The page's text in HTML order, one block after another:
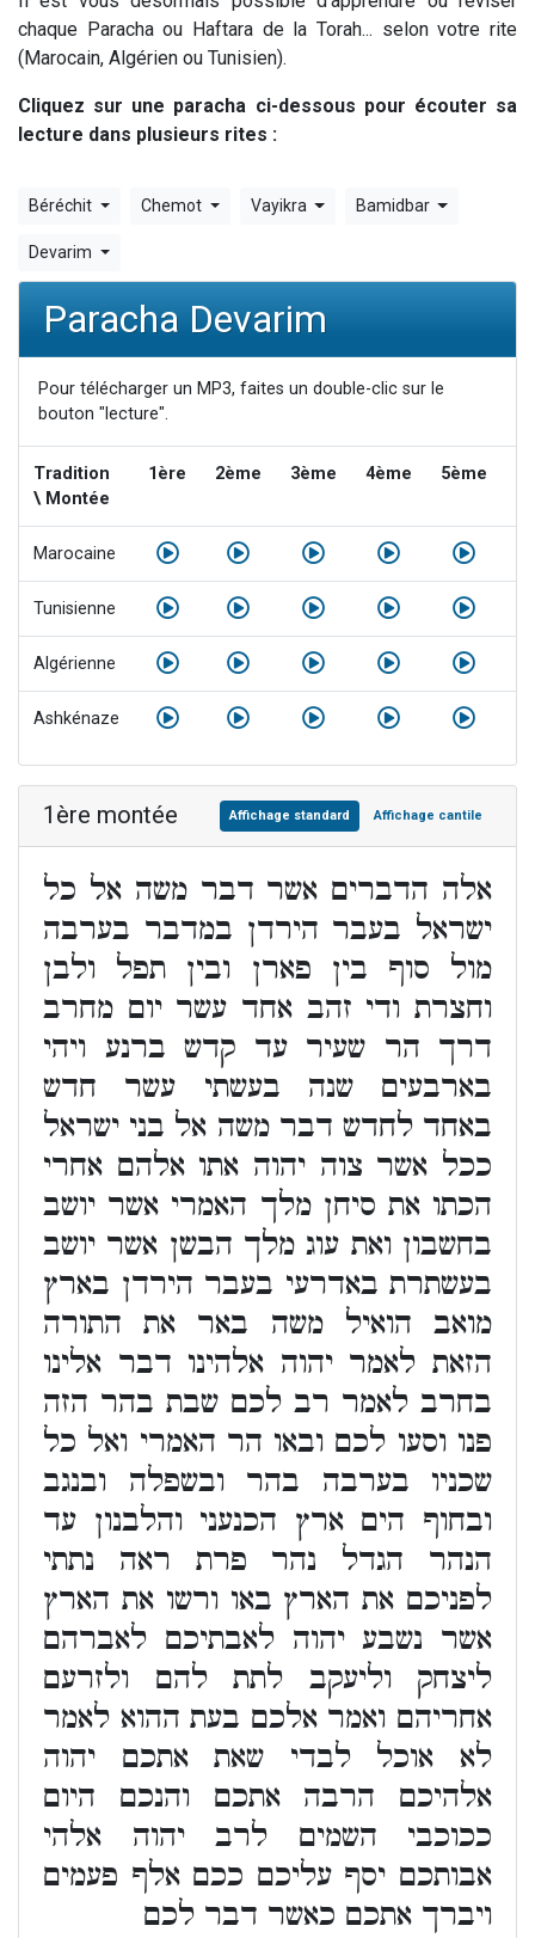
Il reste 49 places pour étudier en groupe sur Zoom
chaque Paracha ou Haftara de la Torah... selon votre rite
(Marocain, Algérien ou Tunisien).
Cliquez sur une paracha ci-dessous pour écouter sa
lecture dans plusieurs rites :
Béréchit Chemot Vayikra Bamidbar
Devarim
Paracha Devarim
Pour télécharger un MP3, faites un double-clic sur le
bouton "lecture".
Tradition
\ Montée
1ère 2ème 3ème 4ème 5ème
Marocaine
Tunisienne
Algérienne
Ashkénaze
1ère montée Affichage standard Affichage cantile
אלה הדברים אשר דבר משה אל כל
ישראל בעבר הירדן במדבר בערבה
מול סוף בין פארן ובין תפל ולבן
וחצרת ודי זהב אחד עשר יום מחרב
דרך הר שעיר עד קדש ברנע ויהי
בארבעים שנה בעשתי עשר חדש
באחד לחדש דבר משה אל בני ישראל
ככל אשר צוה יהוה אתו אלהם אחרי
הכתו את סיחן מלך האמרי אשר יושב
בחשבון ואת עוג מלך הבשן אשר יושב
בעשתרת באדרעי בעבר הירדן בארץ
מואב הואיל משה באר את התורה
הזאת לאמר יהוה אלהינו דבר אלינו
בחרב לאמר רב לכם שבת בהר הזה
פנו וסעו לכם ובאו הר האמרי ואל כל
שכניו בערבה בהר ובשפלה ובנגב
ובחוף הים ארץ הכנעני והלבנון עד
הנהר הגדל נהר פרת ראה נתתי
לפניכם את הארץ באו ורשו את הארץ
אשר נשבע יהוה לאבתיכם לאברהם
ליצחק וליעקב לתת להם ולזרעם
אחריהם ואמר אלכם בעת ההוא לאמר
לא אוכל לבדי שאת אתכם יהוה
אלהיכם הרבה אתכם והנכם היום
ככוכבי השמים לרב יהוה אלהי
אבותכם יסף עליכם ככם אלף פעמים
ויברך אתכם כאשר דבר לכם